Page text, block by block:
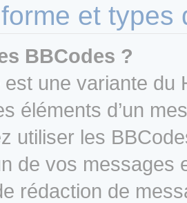
et types
BBCodes ?
est une variante du
éléments d’un
utiliser les
de vos messages
rédaction de